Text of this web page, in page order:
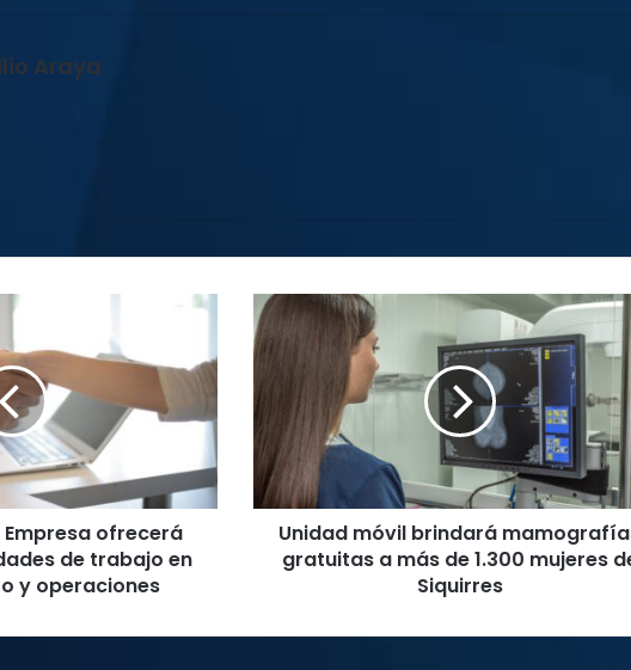
Araya
Empresa ofrecerá
de trabajo en
y operaciones
Unidad
móvil
brindará
mamografías
gratuitas
a
más
de
1.300
mujeres
Unidad móvil brindará
gratuitas a más de 1.300 mujeres
Siquirres